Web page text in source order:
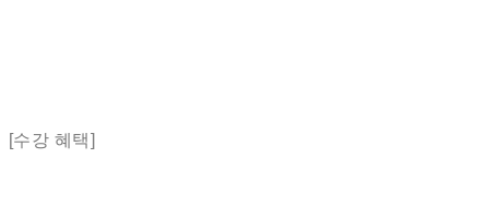
[수강 혜택]